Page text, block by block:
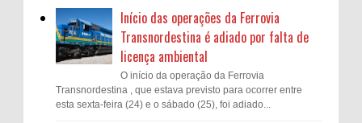
Início das operações da Ferrovia
Transnordestina é adiado por falta de
licença ambiental
O início da operação da Ferrovia
Transnordestina , que estava previsto para ocorrer entre
esta sexta-feira (24) e o sábado (25), foi adiado...